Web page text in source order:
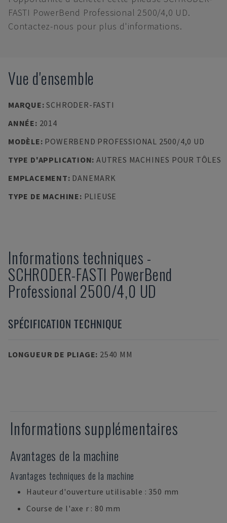
FASTI PowerBend Professional 2500/4,0 UD.
Contactez-nous pour plus d'informations.
Vue d'ensemble
MARQUE:SCHRODER-FASTI
ANNÉE: 2014
MODÈLE: POWERBEND PROFESSIONAL 2500/4,0 UD
TYPE D'APPLICATION: AUTRES MACHINES POUR TÔLES
EMPLACEMENT: DANEMARK
TYPE DE MACHINE: PLIEUSE
Informations techniques -
SCHRODER-FASTI PowerBend
Professional 2500/4,0 UD
SPÉCIFICATION TECHNIQUE
LONGUEUR DE PLIAGE: 2540 MM
Informations supplémentaires
Avantages de la machine
Avantages techniques de la machine
Hauteur d'ouverture utilisable : 350 mm
Course de l'axe r : 80 mm